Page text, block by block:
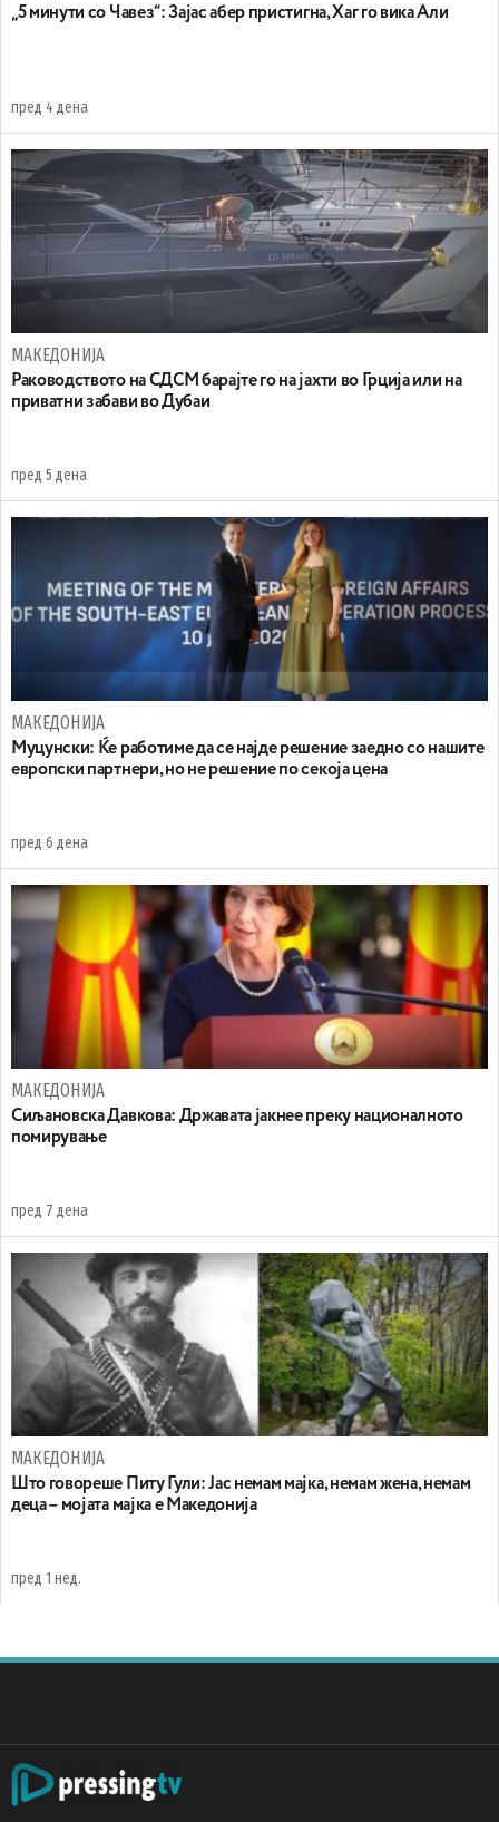
„5 минути со Чавез“: Зајас абер пристигна, Хаг го вика Али
пред 4 дена
МАКЕДОНИЈА
Раководството на СДСМ барајте го на јахти во Грција или на
приватни забави во Дубаи
пред 5 дена
МАКЕДОНИЈА
Муцунски: Ќе работиме да се најде решение заедно со нашите
европски партнери, но не решение по секоја цена
пред 6 дена
МАКЕДОНИЈА
Сиљановска Давкова: Државата јакнее преку националното
помирување
пред 7 дена
МАКЕДОНИЈА
Што говореше Питу Гули: Јас немам мајка, немам жена, немам
деца – мојата мајка е Македонија
пред 1 нед.